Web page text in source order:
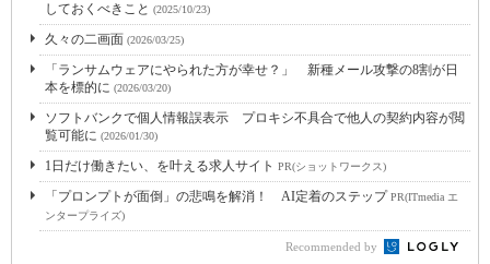
しておくべきこと (2025/10/23)
久々の二画面 (2026/03/25)
「ランサムウェアにやられた方が幸せ？」 新種メール攻撃の8割が日
本を標的に (2026/03/20)
ソフトバンクで個人情報誤表示 プロキシ不具合で他人の契約内容が閲
覧可能に (2026/01/30)
1日だけ働きたい、を叶える求人サイト PR(ショットワークス)
「プロンプトが面倒」の悲鳴を解消！ AI定着のステップPR(ITmedia エ
ンタープライズ)
Recommended by